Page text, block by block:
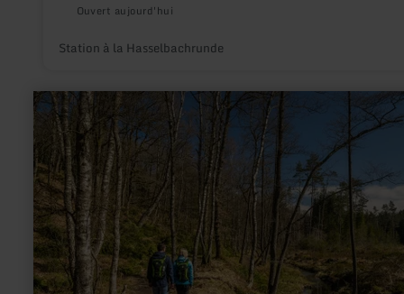
Ouvert aujourd'hui
Station à la Hasselbachrunde
en
savoir
plus
sur
:
Krewinkel
anno
1787